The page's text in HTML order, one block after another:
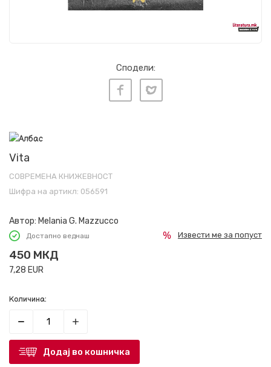
Сподели:
Vita
СОВРЕМЕНА КНИЖЕВНОСТ
Шифра на артикл: 056591
Автор: Melania G. Mazzucco
Достапно веднаш
450 МКД
7,28 EUR
Извести ме за попуст
Количина:
Додај во кошничка